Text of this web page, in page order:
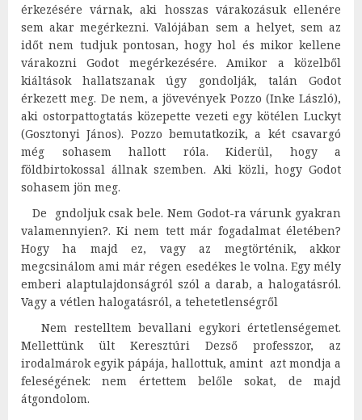
érkezésére várnak, aki hosszas várakozásuk ellenére
sem akar megérkezni. Valójában sem a helyet, sem az
időt nem tudjuk pontosan, hogy hol és mikor kellene
várakozni Godot megérkezésére. Amikor a közelből
kiáltások hallatszanak úgy gondolják, talán Godot
érkezett meg. De nem, a jövevények Pozzo (Inke László),
aki ostorpattogtatás közepette vezeti egy kötélen Luckyt
(Gosztonyi János). Pozzo bemutatkozik, a két csavargó
még sohasem hallott róla. Kiderül, hogy a
földbirtokossal állnak szemben. Aki közli, hogy Godot
sohasem jön meg.
De gndoljuk csak bele. Nem Godot-ra várunk gyakran
valamennyien?. Ki nem tett már fogadalmat életében?
Hogy ha majd ez, vagy az megtörténik, akkor
megcsinálom ami már régen esedékes le volna. Egy mély
emberi alaptulajdonságról szól a darab, a halogatásról.
Vagy a vétlen halogatásról, a tehetetlenségről
Nem restelltem bevallani egykori értetlenségemet.
Mellettünk ült Keresztúri Dezső professzor, az
irodalmárok egyik pápája, hallottuk, amint azt mondja a
feleségének: nem értettem belőle sokat, de majd
átgondolom.